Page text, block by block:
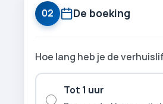
02 De boeking
Hoe lang heb je de
Tot 1 uur